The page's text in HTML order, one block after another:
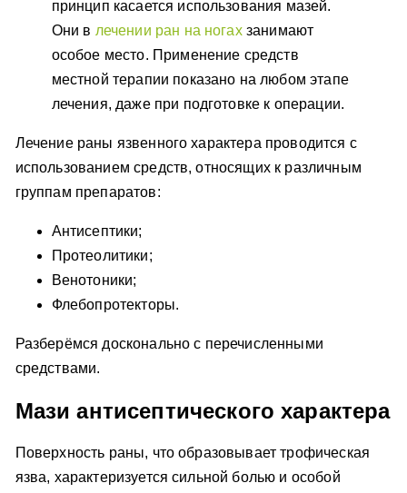
принцип касается использования мазей.
Они в лечении ран на ногахзанимают
особое место. Применение средств
местной терапии показано на любом этапе
лечения, даже при подготовке к операции.
Лечение раны язвенного характера проводится с
использованием средств, относящих к различным
группам препаратов:
Антисептики;
Протеолитики;
Венотоники;
Флебопротекторы.
Разберёмся досконально с перечисленными
средствами.
Мази антисептического характера
Поверхность раны, что образовывает трофическая
язва, характеризуется сильной болью и особой